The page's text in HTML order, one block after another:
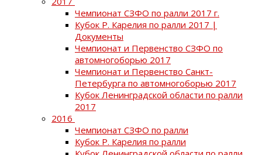
Чемпионат СЗФО по ралли 2017 г.
Кубок Р. Карелия по ралли 2017 |
Документы
Чемпионат и Первенство СЗФО по
автомногоборью 2017
Чемпионат и Первенство Санкт-
Петербурга по автомногоборью 2017
Кубок Ленинградской области по ралли
2017
2016
Чемпионат СЗФО по ралли
Кубок Р. Карелия по ралли